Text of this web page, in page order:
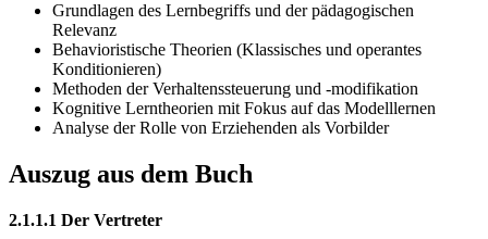
Grundlagen des Lernbegriffs und der pädagogischen
Relevanz
Behavioristische Theorien (Klassisches und operantes
Konditionieren)
Methoden der Verhaltenssteuerung und -modifikation
Kognitive Lerntheorien mit Fokus auf das Modelllernen
Analyse der Rolle von Erziehenden als Vorbilder
Auszug aus dem Buch
2.1.1.1 Der Vertreter